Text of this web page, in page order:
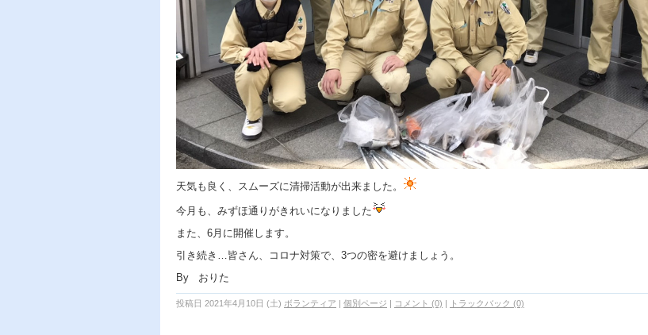
天気も良く、スムーズに清掃活動が出来ました。
今月も、みずほ通りがきれいになりました
また、6月に開催します。
引き続き…皆さん、コロナ対策で、3つの密を避けましょう。
By おりた
投稿日 2021年4月10日 (土) ボランティア | 個別ページ | コメント (0) | トラックバック (0)